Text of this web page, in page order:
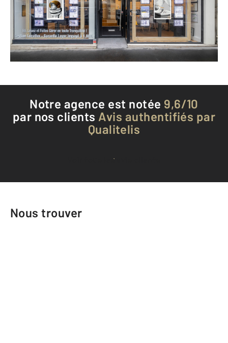
Envoyer un message
Téléphoner à l'agence
Notre agence est notée 9,6/10
par nos clients Avis authentifiés par
Qualitelis
Voir tous les avis clients
Nous trouver